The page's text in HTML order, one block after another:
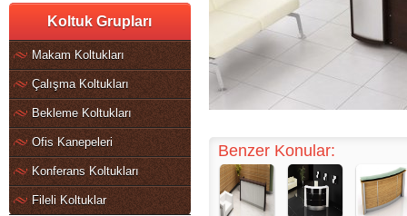
Koltuk Grupları
Makam Koltukları
Çalışma Koltukları
Bekleme Koltukları
Ofis Kanepeleri
Konferans Koltukları
Fileli Koltuklar
Benzer Konular: